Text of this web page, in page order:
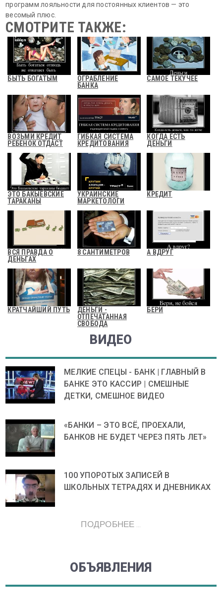
программ лояльности для постоянных клиентов — это
весомый плюс.
СМОТРИТЕ ТАКЖЕ:
БЫТЬ БОГАТЫМ
ОГРАБЛЕНИЕ
БАНКА
САМОЕ ТЕКУЧЕЕ
ВОЗЬМИ КРЕДИТ
РЕБЕНОК ОТДАСТ
ГИБКАЯ СИСТЕМА
КРЕДИТОВАНИЯ
КОГДА ЕСТЬ
ДЕНЬГИ
ЭТО БАКЫЕВСКИЕ
ТАРАКАНЫ
УКРАИНСКИЕ
МАРКЕТОЛОГИ
КРЕДИТ
ВСЯ ПРАВДА О
ДЕНЬГАХ
8 САНТИМЕТРОВ А ВДРУГ
КРАТЧАЙШИЙ ПУТЬ
ДЕНЬГИ -
ОТПЕЧАТАННАЯ
СВОБОДА
БЕРИ
ВИДЕО
МЕЛКИЕ СПЕЦЫ - БАНК | ГЛАВНЫЙ В
БАНКЕ ЭТО КАССИР | СМЕШНЫЕ
ДЕТКИ, СМЕШНОЕ ВИДЕО
«БАНКИ – ЭТО ВСЁ, ПРОЕХАЛИ,
БАНКОВ НЕ БУДЕТ ЧЕРЕЗ ПЯТЬ ЛЕТ»
100 УПОРОТЫХ ЗАПИСЕЙ В
ШКОЛЬНЫХ ТЕТРАДЯХ И ДНЕВНИКАХ
ПОДРОБНЕЕ ...
ОБЪЯВЛЕНИЯ